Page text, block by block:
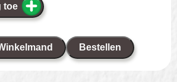
toe
Bestellen